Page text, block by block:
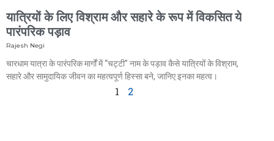
यात्रियों के लिए विश्राम और सहारे के रूप में विकसित ये
पारंपरिक पड़ाव
Rajesh Negi
चारधाम यात्रा के पारंपरिक मार्गों में “चट्टी” नाम के पड़ाव कैसे यात्रियों के विश्राम,
सहारे और सामुदायिक जीवन का महत्वपूर्ण हिस्सा बने, जानिए इनका महत्व।
1 2